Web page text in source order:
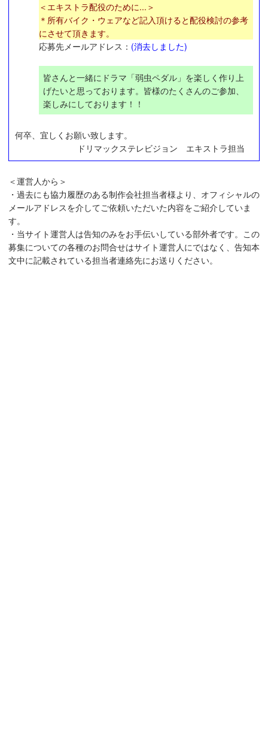
＜エキストラ配役のために...＞
＊所有バイク・ウェアなど記入頂けると配役検討の参考
にさせて頂きます。
応募先メールアドレス： (消去しました)
皆さんと一緒にドラマ「弱虫ペダル」を楽しく作り上
げたいと思っております。皆様のたくさんのご参加、
楽しみにしております！！
何卒、宜しくお願い致します。
ドリマックステレビジョン エキストラ担当
＜運営人から＞
・過去にも協力履歴のある制作会社担当者様より、オフィシャルの
メールアドレスを介してご依頼いただいた内容をご紹介していま
す。
・当サイト運営人は告知のみをお手伝いしている部外者です。この
募集についての各種のお問合せはサイト運営人にではなく、告知本
文中に記載されている担当者連絡先にお送りください。